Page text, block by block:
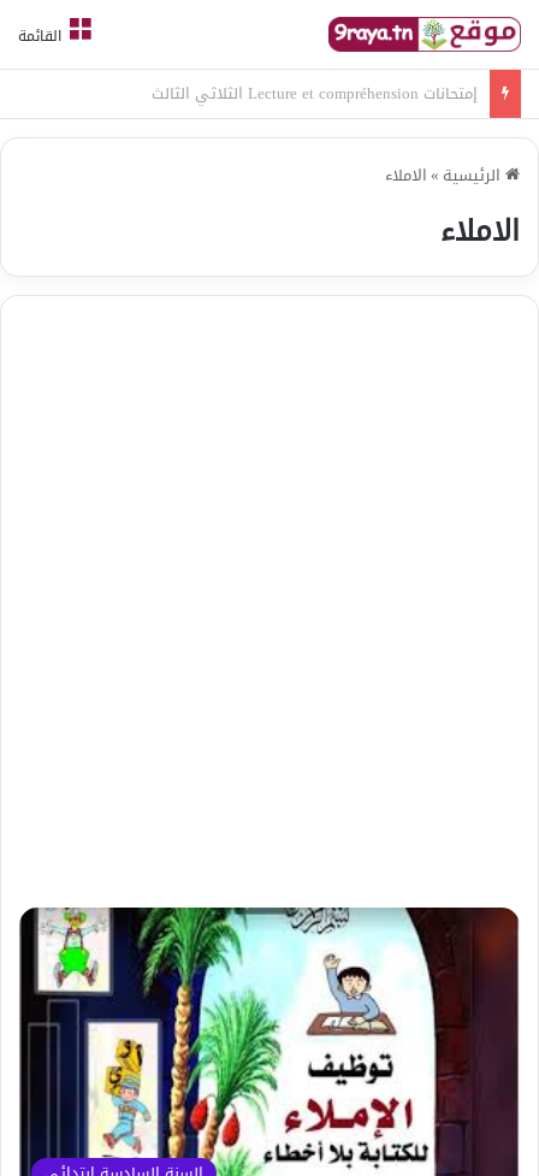
القائمة
امتحانات قواعد لغة الثلاثي الثالث
الرئيسية »الاملاء
الاملاء